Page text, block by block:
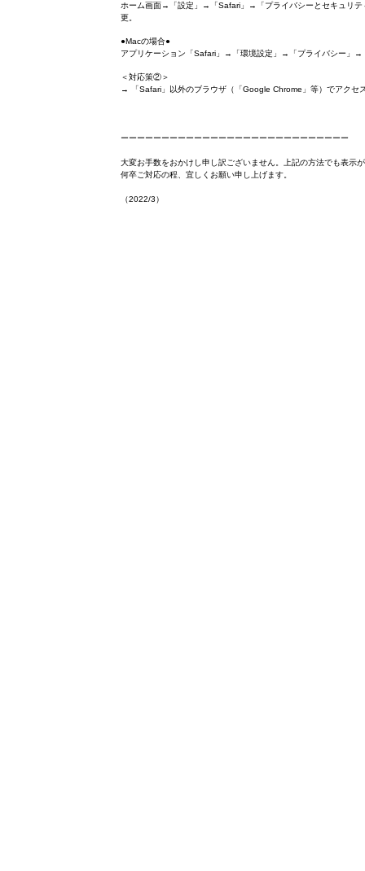
ホーム画面→「設定」→「Safari」→「プライバシーとセキュリテ
更。
●Macの場合●
アプリケーション「Safari」→「環境設定」→「プライバシー」→
＜対応策②＞
→ 「Safari」以外のブラウザ（「Google Chrome」等）でアクセ
ーーーーーーーーーーーーーーーーーーーーーーーーーーーー
大変お手数をおかけし申し訳ございません。上記の方法でも表示
何卒ご対応の程、宜しくお願い申し上げます。
（2022/3）